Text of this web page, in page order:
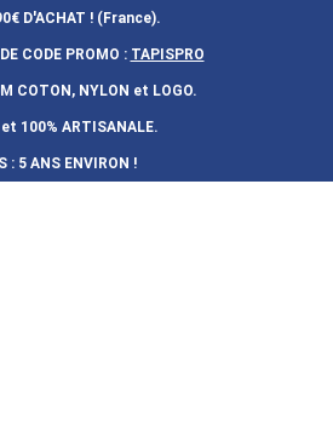
D'ACHAT ! (France).
CODE PROMO : TAPISPRO
COTON, NYLON et LOGO.
100% ARTISANALE.
: 5 ANS ENVIRON !